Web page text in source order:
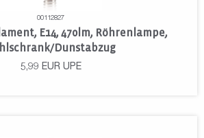
00112827
E14, 470lm, Röhrenlampe,
Dunstabzug
5,99 EUR UPE